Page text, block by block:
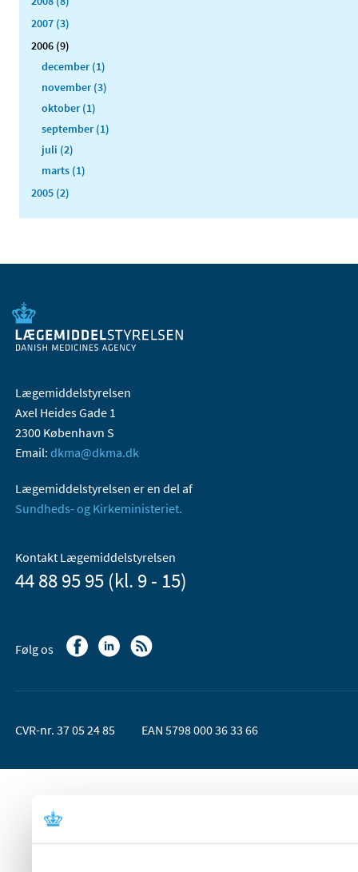
2007 (3)
2006 (9)
december (1)
november (3)
oktober (1)
september (1)
juli (2)
marts (1)
2005 (2)
Lægemiddelstyrelsen
Axel Heides Gade 1
2300 København S
Email: dkma@dkma.dk
Lægemiddelstyrelsen er en del af
Sundheds- og Kirkeministeriet.
Kontakt Lægemiddelstyrelsen
44 88 95 95 (kl. 9 - 15)
Følg os
CVR-nr. 37 05 24 85 EAN 5798 000 36 33 66